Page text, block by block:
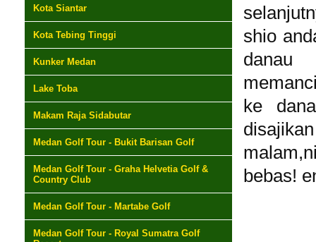
Kota Siantar
Kota Tebing Tinggi
Kunker Medan
Lake Toba
Makam Raja Sidabutar
Medan Golf Tour - Bukit Barisan Golf
Medan Golf Tour - Graha Helvetia Golf &
Country Club
Medan Golf Tour - Martabe Golf
Medan Golf Tour - Royal Sumatra Golf
shio
ke
bebas!